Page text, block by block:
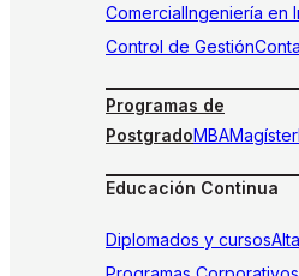
ComercialIngeniería en
Control de Gestión
Programas de
PostgradoMBAMagíster
Educación Continua
Diplomados y cursos